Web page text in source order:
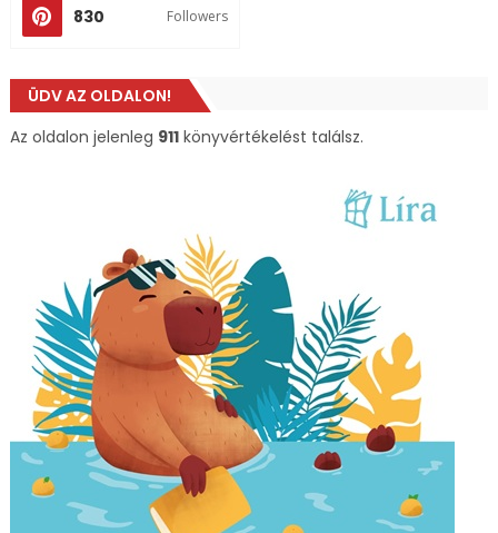
830 Followers
ÜDV AZ OLDALON!
Az oldalon jelenleg 911könyvértékelést találsz.